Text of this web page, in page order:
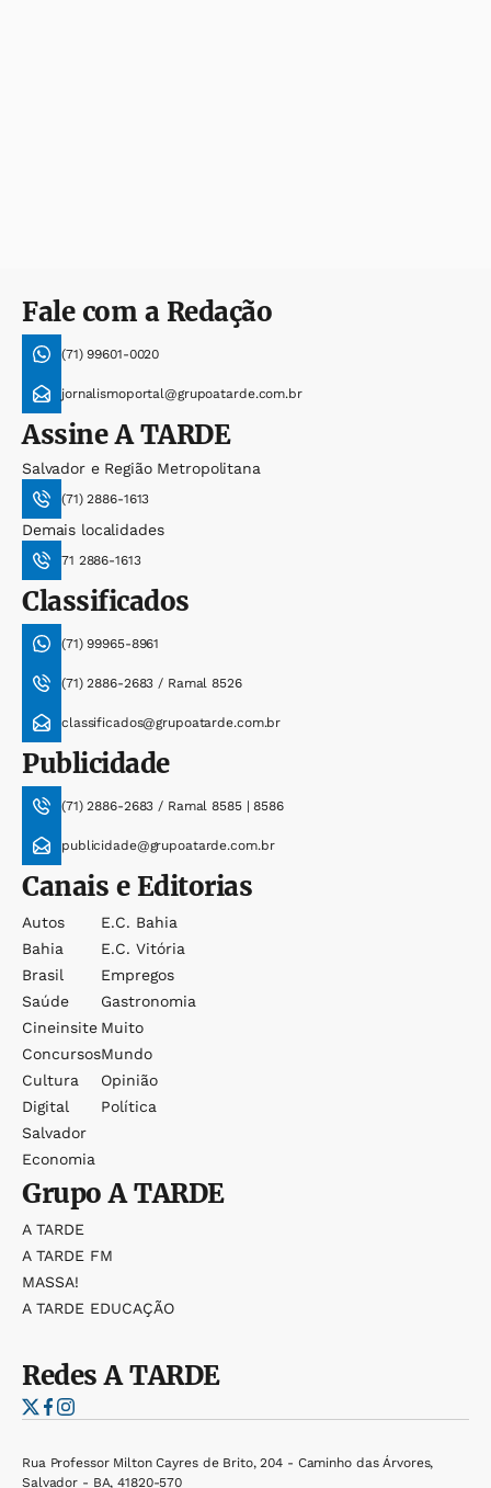
Fale com a Redação
(71) 99601-0020
jornalismoportal@grupoatarde.com.br
AssineA TARDE
Salvador e Região Metropolitana
(71) 2886-1613
Demais localidades
71 2886-1613
Classificados
(71) 99965-8961
(71) 2886-2683 / Ramal 8526
classificados@grupoatarde.com.br
Publicidade
(71) 2886-2683 / Ramal 8585 | 8586
publicidade@grupoatarde.com.br
Canais e Editorias
Autos
Bahia
Brasil
Saúde
Cineinsite
Concursos
Cultura
Digital
Salvador
Economia
E.c. Bahia
E.c. Vitória
Empregos
Gastronomia
Muito
Mundo
Opinião
Política
GrupoA TARDE
A TARDE
A TARDE FM
MASSA!
A TARDE EDUCAÇÃO
RedesA TARDE
Rua Professor Milton Cayres de Brito, 204 - Caminho das Árvores,
Salvador - BA, 41820-570